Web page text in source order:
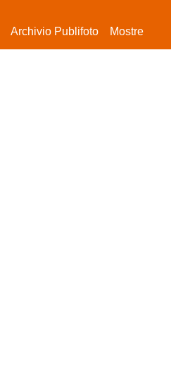
Archivio Publifoto Mostre